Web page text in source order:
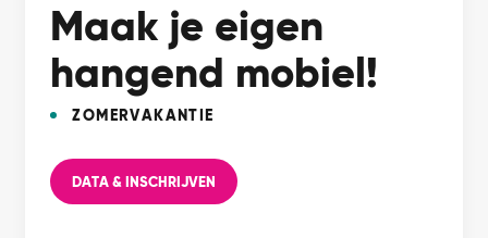
Maak je eigen
hangend mobiel!
ZOMERVAKANTIE
DATA & INSCHRIJVEN